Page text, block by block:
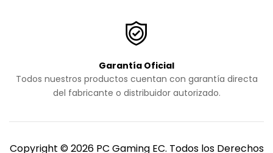
Garantía Oficial
Todos nuestros productos cuentan con garantía directa
del fabricante o distribuidor autorizado.
Copyright © 2026 PC Gaming EC. Todos los Derechos